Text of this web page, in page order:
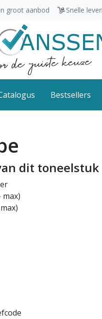
groot aanbod Snelle
Bestsellers
dit toneelstuk
max)